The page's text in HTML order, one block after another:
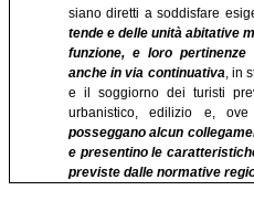
siano diretti a soddisfare
tende e delle unità abitative
funzione, e loro
anche in via continuativa , in
e il soggiorno dei turisti
urbanistico, edilizio e,
posseggano alcun
e presentino le
previste dalle normative